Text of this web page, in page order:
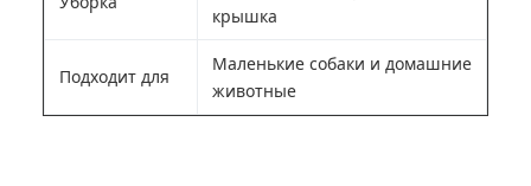
крышка
Подходит для
Маленькие собаки и домашние
животные